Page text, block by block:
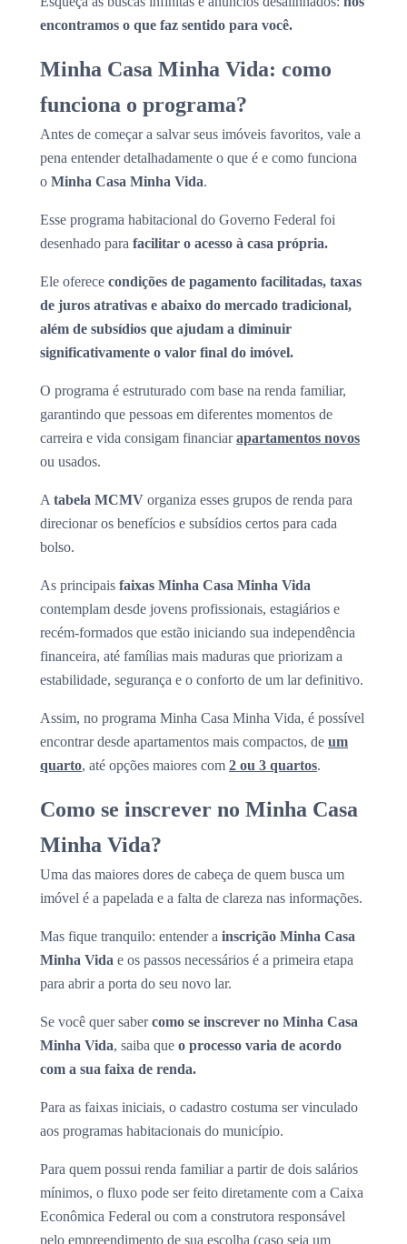
encontramos o que faz sentido para você.
Minha Casa Minha Vida: como
funciona o programa?
Antes de começar a salvar seus imóveis favoritos, vale a
pena entender detalhadamente o que é e como funciona
o Minha Casa Minha Vida.
Esse programa habitacional do Governo Federal foi
desenhado para facilitar o acesso à casa própria.
Ele oferece condições de pagamento facilitadas, taxas
de juros atrativas e abaixo do mercado tradicional,
além de subsídios que ajudam a diminuir
significativamente o valor final do imóvel.
O programa é estruturado com base na renda familiar,
garantindo que pessoas em diferentes momentos de
carreira e vida consigam financiarapartamentos novos
ou usados.
A tabela MCMV organiza esses grupos de renda para
direcionar os benefícios e subsídios certos para cada
bolso.
As principais faixas Minha Casa Minha Vida
contemplam desde jovens profissionais, estagiários e
recém-formados que estão iniciando sua independência
financeira, até famílias mais maduras que priorizam a
estabilidade, segurança e o conforto de um lar definitivo.
Assim, no programa Minha Casa Minha Vida, é possível
encontrar desde apartamentos mais compactos, de um
quarto, até opções maiores com 2 ou 3 quartos.
Como se inscrever no Minha Casa
Minha Vida?
Uma das maiores dores de cabeça de quem busca um
imóvel é a papelada e a falta de clareza nas informações.
Mas fique tranquilo: entender a inscrição Minha Casa
Minha Vida e os passos necessários é a primeira etapa
para abrir a porta do seu novo lar.
Se você quer sabercomo se inscrever no Minha Casa
Minha Vida, saiba que o processo varia de acordo
com a sua faixa de renda.
Para as faixas iniciais, o cadastro costuma ser vinculado
aos programas habitacionais do município.
Para quem possui renda familiar a partir de dois salários
mínimos, o fluxo pode ser feito diretamente com a Caixa
Econômica Federal ou com a construtora responsável
pelo empreendimento de sua escolha (caso seja um